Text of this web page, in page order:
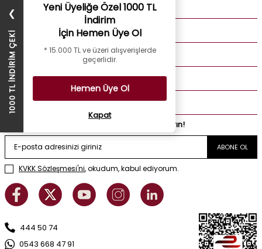
Müşteri Hizmetleri
Üye Bilgilerim
Özel Günler
Popüler Kategoriler
LİZAY
Fırsatları yakalamak için e-bülten kaydı yaptırın!
ABONE OL
KVKK Sözleşmesi'ni, okudum, kabul ediyorum.
444 50 74
0543 668 47 91
❯
1000 TL İNDİRİM ÇEKİ
Yeni Üyeliğe Özel 1000 TL
İndirim
İçin Hemen Üye Ol
* 15.000 TL ve üzeri alışverişlerde
geçerlidir.
Hemen Üye Ol
Kapat